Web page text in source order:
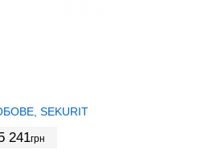
SEKURIT
241грн